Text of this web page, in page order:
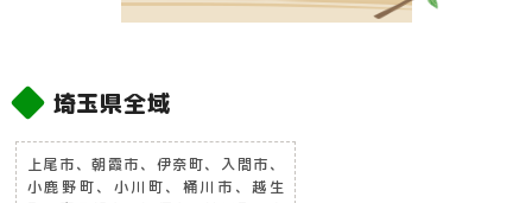
埼玉県全域
上尾市、朝霞市、伊奈町、入間市、
小鹿野町、小川町、桶川市、越生